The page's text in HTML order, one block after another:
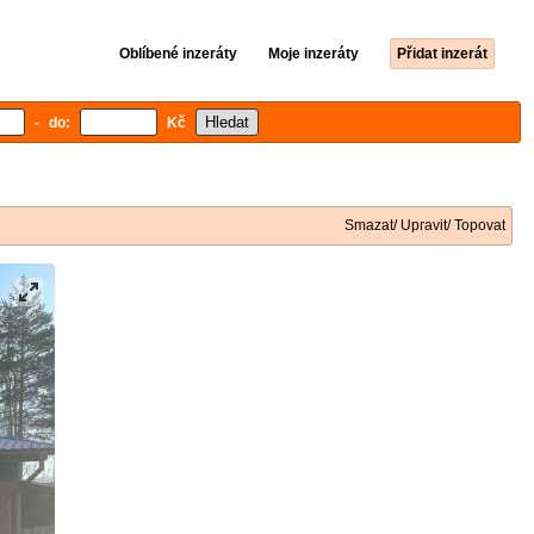
Oblíbené inzeráty Moje inzeráty Přidat inzerát
- do: Kč
Smazat/ Upravit/ Topovat